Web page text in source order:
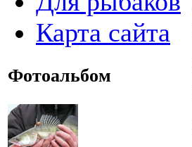
Карта сайта
Фотоальбом